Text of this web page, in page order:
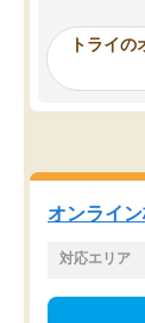
ったんです
み、徐々に
思っていま
を的確に
くりする
塾を受けて
つ成績も上
てきたので
でお願いし
トライ
オンライ
対応エリア